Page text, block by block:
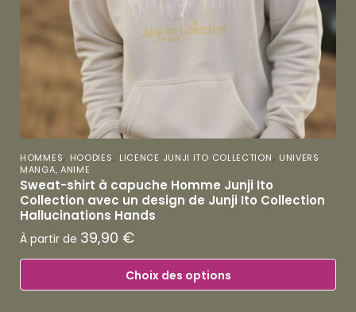
HOMMES, HOODIES, LICENCE JUNJI ITO COLLECTION, UNIVERS
MANGA, ANIME
Sweat-shirt à capuche Homme Junji Ito
Collection avec un design de Junji Ito Collection
Hallucinations Hands
À partir de 39,90 €
Choix des options